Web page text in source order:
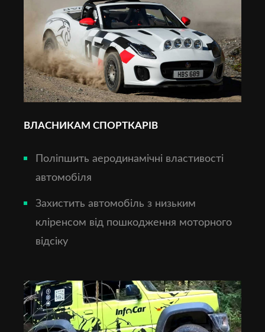
ВЛАСНИКАМ СПОРТКАРІВ
Поліпшить аеродинамічні властивості
автомобіля
Захистить автомобіль з низьким
кліренсом від пошкодження моторного
відсіку